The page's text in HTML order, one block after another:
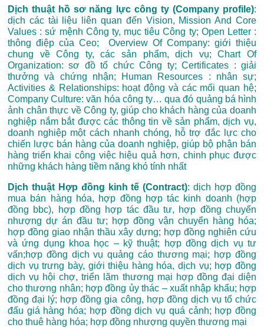
Dịch thuật hồ sơ năng lực công ty (Company profile):
dịch các tài liệu liên quan đến Vision, Mission And Core
Values : sứ mệnh Công ty, mục tiêu Công ty; Open Letter :
thông điệp của Ceo; Overview Of Company: giới thiệu
chung về Công ty, các sản phẩm, dịch vụ; Chart Of
Organization: sơ đồ tổ chức Công ty; Certificates : giải
thưởng và chứng nhận; Human Resources : nhân sự;
Activities & Relationships: hoạt động và các mối quan hệ;
Company Culture: văn hóa công ty… qua đó quảng bá hình
ảnh chân thực về Công ty, giúp cho khách hàng của doanh
nghiệp nắm bắt được các thông tin về sản phẩm, dịch vụ,
doanh nghiệp một cách nhanh chóng, hỗ trợ đắc lực cho
chiến lược bán hàng của doanh nghiệp, giúp bộ phận bán
hàng triển khai công việc hiệu quả hơn, chinh phục được
những khách hàng tiềm năng khó tính nhất
Dịch thuật Hợp đồng kinh tế (Contract): dịch hợp đồng
mua bán hàng hóa, hợp đồng hợp tác kinh doanh (hợp
đồng bbc), hợp đồng hợp tác đầu tư, hợp đồng chuyển
nhượng dự án đầu tư; hợp đồng vận chuyển hàng hóa;
hợp đồng giao nhận thầu xây dựng; hợp đồng nghiên cứu
và ứng dụng khoa học – kỹ thuật; hợp đồng dịch vụ tư
vấn;hợp đồng dịch vụ quảng cáo thương mại; hợp đồng
dịch vụ trưng bày, giới thiệu hàng hóa, dịch vụ; hợp đồng
dịch vụ hội chợ, triển lãm thương mại hợp đồng đại diện
cho thương nhân; hợp đồng ủy thác – xuất nhập khẩu; hợp
đồng đại lý; hợp đồng gia công, hợp đồng dịch vụ tổ chức
đấu giá hàng hóa; hợp đồng dịch vụ quá cảnh; hợp đồng
cho thuê hàng hóa; hợp đồng nhượng quyền thương mại